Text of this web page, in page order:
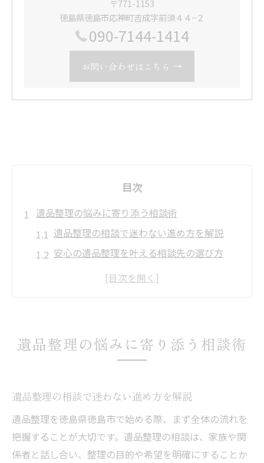
〒771-1153
徳島県徳島市応神町吉成字前須４４−２
090-7144-1414
お問い合わせはこちら
目次
遺品整理の悩みに寄り添う相談術
遺品整理の相談で迷わない進め方を解説
安心の遺品整理を叶える相談先の選び方
遺品整理相談でよくある悩みと解決法
徳島市の遺品整理はどんな流れで進むのか
安心のために押さえたい遺品整理の流れ
遺品整理相談で知るべき準備と進め方のコ
ツ
徳島市ならではの遺品整理ポイントまとめ
遺品整理の悩みに寄り添う相談術
遺品整理の相談で迷わない進め方を解説
遺品整理を徳島県徳島市で始める際、まず全体の流れを
把握することが大切です。遺品整理の相談は、家族や関
係者と話し合い、整理の目的や希望を明確にすることか